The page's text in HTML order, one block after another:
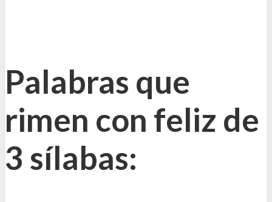
Palabras que
rimen con feliz de
3 sílabas: